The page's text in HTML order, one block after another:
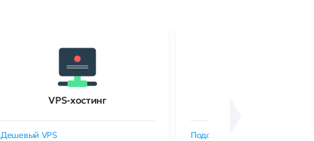
VPS-хостинг
Дешевый VPS Подобрать SSL-сертификат